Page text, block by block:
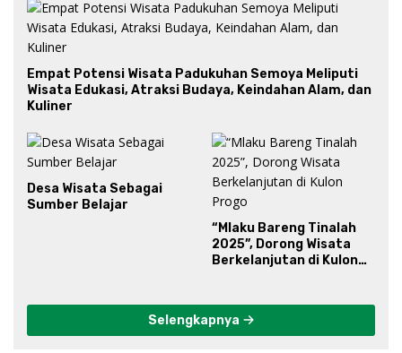
Empat Potensi Wisata Padukuhan Semoya Meliputi
Wisata Edukasi, Atraksi Budaya, Keindahan Alam, dan
Kuliner
Desa Wisata Sebagai
Sumber Belajar
“Mlaku Bareng Tinalah
2025”, Dorong Wisata
Berkelanjutan di Kulon
Selengkapnya